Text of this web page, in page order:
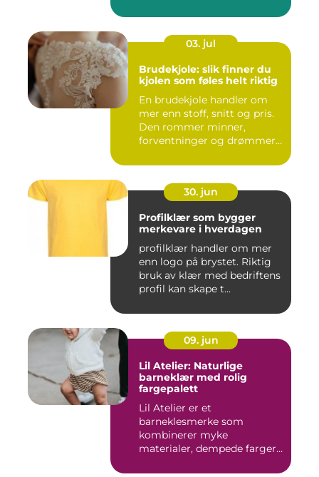
03. jul
Brudekjole: slik finner du
kjolen som føles helt riktig
En brudekjole handler om
mer enn stoff, snitt og pris.
Den rommer minner,
forventninger og drømmer
30. jun
Profilklær som bygger
merkevare i hverdagen
profilklær handler om mer
enn logo på brystet. Riktig
bruk av klær med bedriftens
profil kan skape t...
09. jun
Lil Atelier: Naturlige
barneklær med rolig
fargepalett
Lil Atelier er et
barneklesmerke som
kombinerer myke
materialer, dempede farger